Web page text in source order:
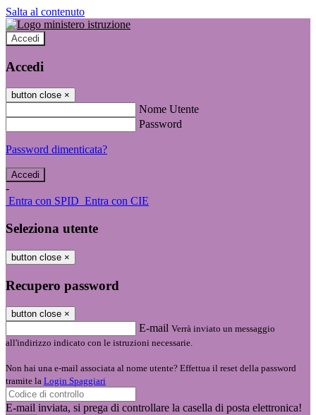
Salta al contenuto
Accedi
Accedi
button close ×
Nome Utente
Password
Password dimenticata?
-
Entra con SPID Entra con CIE
Seleziona utente
button close ×
Recupero password
button close ×
E-mail Verrà inviato un messaggio
all'indirizzo indicato con le istruzioni necessarie.
Non hai una e-mail associata al nome utente? Effettua il reset della password
tramite la Login Spaggiari
E-mail inviata, si prega di controllare la casella di posta elettronica!